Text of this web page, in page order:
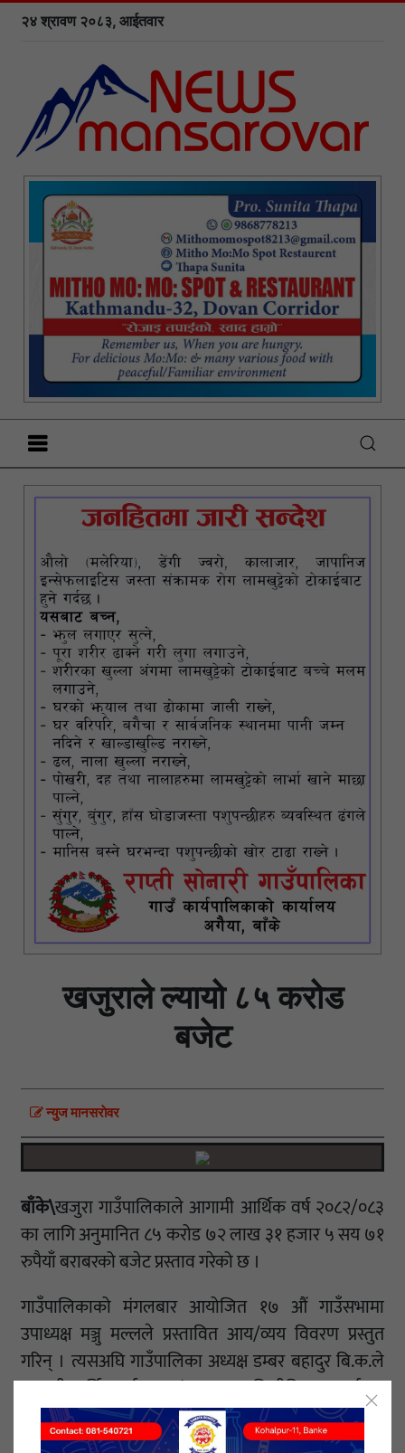
२४ श्रावण २०८३, आईतवार
खजुराले ल्यायो ८५ करोड
बजेट
न्युज मानसराेवर
बाँके\खजुरा गाउँपालिकाले आगामी आर्थिक वर्ष २०८२/०८३
का लागि अनुमानित ८५ करोड ७२ लाख ३१ हजार ५ सय ७१
रुपैयाँ बराबरको बजेट प्रस्ताव गरेको छ ।
गाउँपालिकाको मंगलबार आयोजित १७ औं गाउँसभामा
उपाध्यक्ष मञ्जु मल्लले प्रस्तावित आय/व्यय विवरण प्रस्तुत
गरिन् । त्यसअघि गाउँपालिका अध्यक्ष डम्बर बहादुर बि.क.ले
आगामी आर्थिक वर्ष २०८२/०८३ का लागि नीति तथा कार्यक्रम
प्रस्तुत गरेका थिए ।